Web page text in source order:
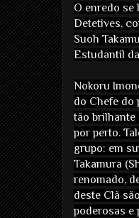
O enredo se
Detetives,
Suoh
Estudantil
Nokoru
do Chefe do
tão brilhante
por perto.
grupo: em
Takamura
renomado,
deste Clã
poderosas e